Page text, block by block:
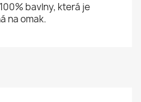
bavlny, která je
na omak.